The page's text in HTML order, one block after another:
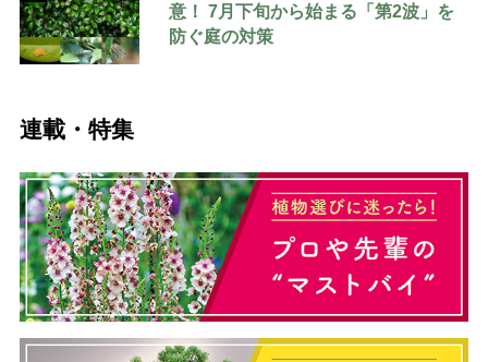
意！ 7月下旬から始まる「第2波」を
防ぐ庭の対策
連載・特集